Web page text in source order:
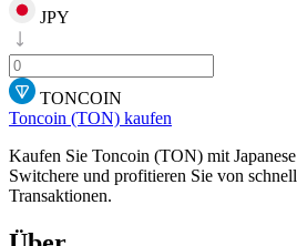
JPY
TONCOIN
Toncoin (TON) kaufen
Kaufen Sie Toncoin (TON) mit
Switchere und profitieren Sie von
Transaktionen.